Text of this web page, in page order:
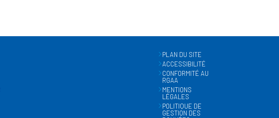
PLAN DU SITE
ACCESSIBILITÉ
CONFORMITÉ AU
RGAA
MENTIONS
LÉGALES
POLITIQUE DE
GESTION DES